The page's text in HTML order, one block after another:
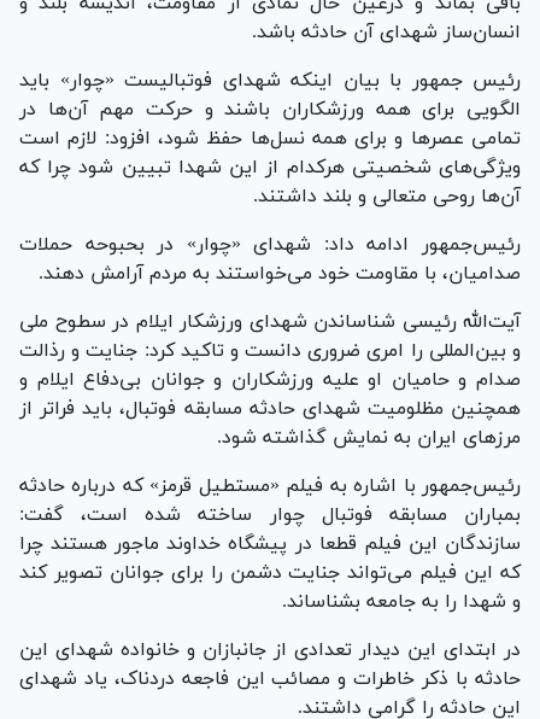
انسان‌ساز شهدای آن حادثه باشد.
رئیس جمهور با بیان اینکه شهدای فوتبالیست «چوار» باید
الگویی برای همه ورزشکاران باشند و حرکت مهم آن‌ها در
تمامی عصر‌ها و برای همه نسل‌ها حفظ شود، افزود: لازم است
ویژگی‌های شخصیتی هرکدام از این شهدا تبیین شود چرا که
آن‌ها روحی متعالی و بلند داشتند.
رئیس‌جمهور ادامه داد: شهدای «چوار» در بحبوحه حملات
صدامیان، با مقاومت خود می‌خواستند به مردم آرامش دهند.
آیت‌الله رئیسی شناساندن شهدای ورزشکار ایلام در سطوح ملی
و بین‌المللی را امری ضروری دانست و تاکید کرد: جنایت و رذالت
صدام و حامیان او علیه ورزشکاران و جوانان بی‌دفاع ایلام و
همچنین مظلومیت شهدای حادثه مسابقه فوتبال، باید فراتر از
مرز‌های ایران به نمایش گذاشته شود.
رئیس‌جمهور با اشاره به فیلم «مستطیل قرمز» که درباره حادثه
بمباران مسابقه فوتبال چوار ساخته شده است، گفت:
سازندگان این فیلم قطعا در پیشگاه خداوند ماجور هستند چرا
که این فیلم می‌تواند جنایت دشمن را برای جوانان تصویر کند
و شهدا را به جامعه بشناساند.
در ابتدای این دیدار تعدادی از جانبازان و خانواده شهدای این
حادثه با ذکر خاطرات و مصائب این فاجعه دردناک، یاد شهدای
این حادثه را گرامی داشتند.